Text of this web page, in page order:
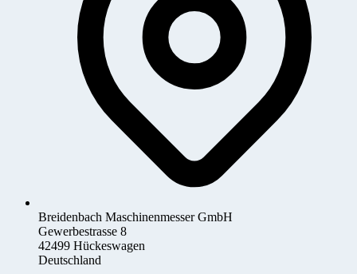
Breidenbach Maschinenmesser GmbH
Gewerbestrasse 8
42499 Hückeswagen
Deutschland